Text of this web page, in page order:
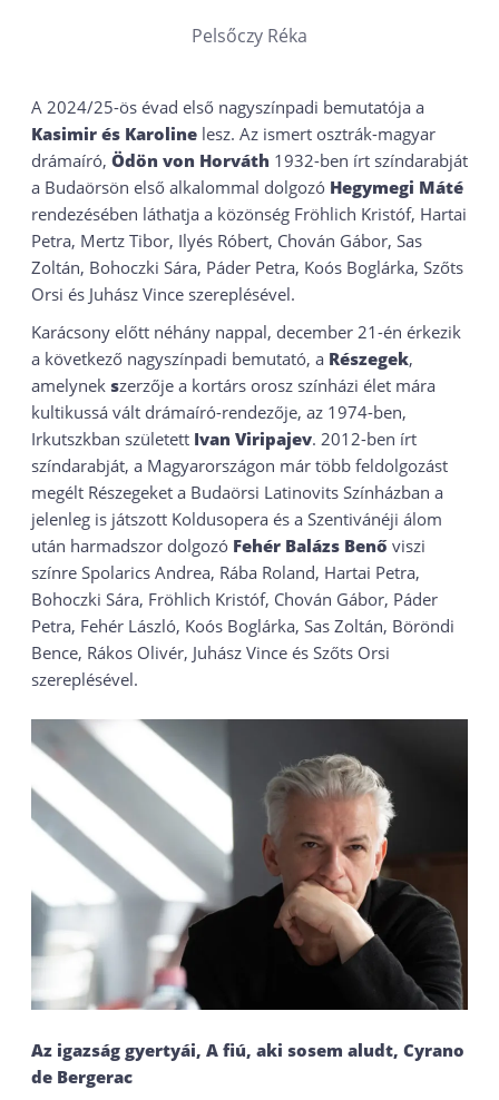
Pelsőczy Réka
A 2024/25-ös évad első nagyszínpadi bemutatója a
Kasimir és Karoline lesz. Az ismert osztrák-magyar
drámaíró, Ödön von Horváth 1932-ben írt színdarabját
a Budaörsön első alkalommal dolgozó Hegymegi Máté
rendezésében láthatja a közönség Fröhlich Kristóf, Hartai
Petra, Mertz Tibor, Ilyés Róbert, Chován Gábor, Sas
Zoltán, Bohoczki Sára, Páder Petra, Koós Boglárka, Szőts
Orsi és Juhász Vince szereplésével.
Karácsony előtt néhány nappal, december 21-én érkezik
a következő nagyszínpadi bemutató, a Részegek,
amelynek szerzője a kortárs orosz színházi élet mára
kultikussá vált drámaíró-rendezője, az 1974-ben,
Irkutszkban született Ivan Viripajev. 2012-ben írt
színdarabját, a Magyarországon már több feldolgozást
megélt Részegeket a Budaörsi Latinovits Színházban a
jelenleg is játszott Koldusopera és a Szentivánéji álom
után harmadszor dolgozó Fehér Balázs Benő viszi
színre Spolarics Andrea, Rába Roland, Hartai Petra,
Bohoczki Sára, Fröhlich Kristóf, Chován Gábor, Páder
Petra, Fehér László, Koós Boglárka, Sas Zoltán, Böröndi
Bence, Rákos Olivér, Juhász Vince és Szőts Orsi
szereplésével.
Az igazság gyertyái, A fiú, aki sosem aludt, Cyrano
de Bergerac